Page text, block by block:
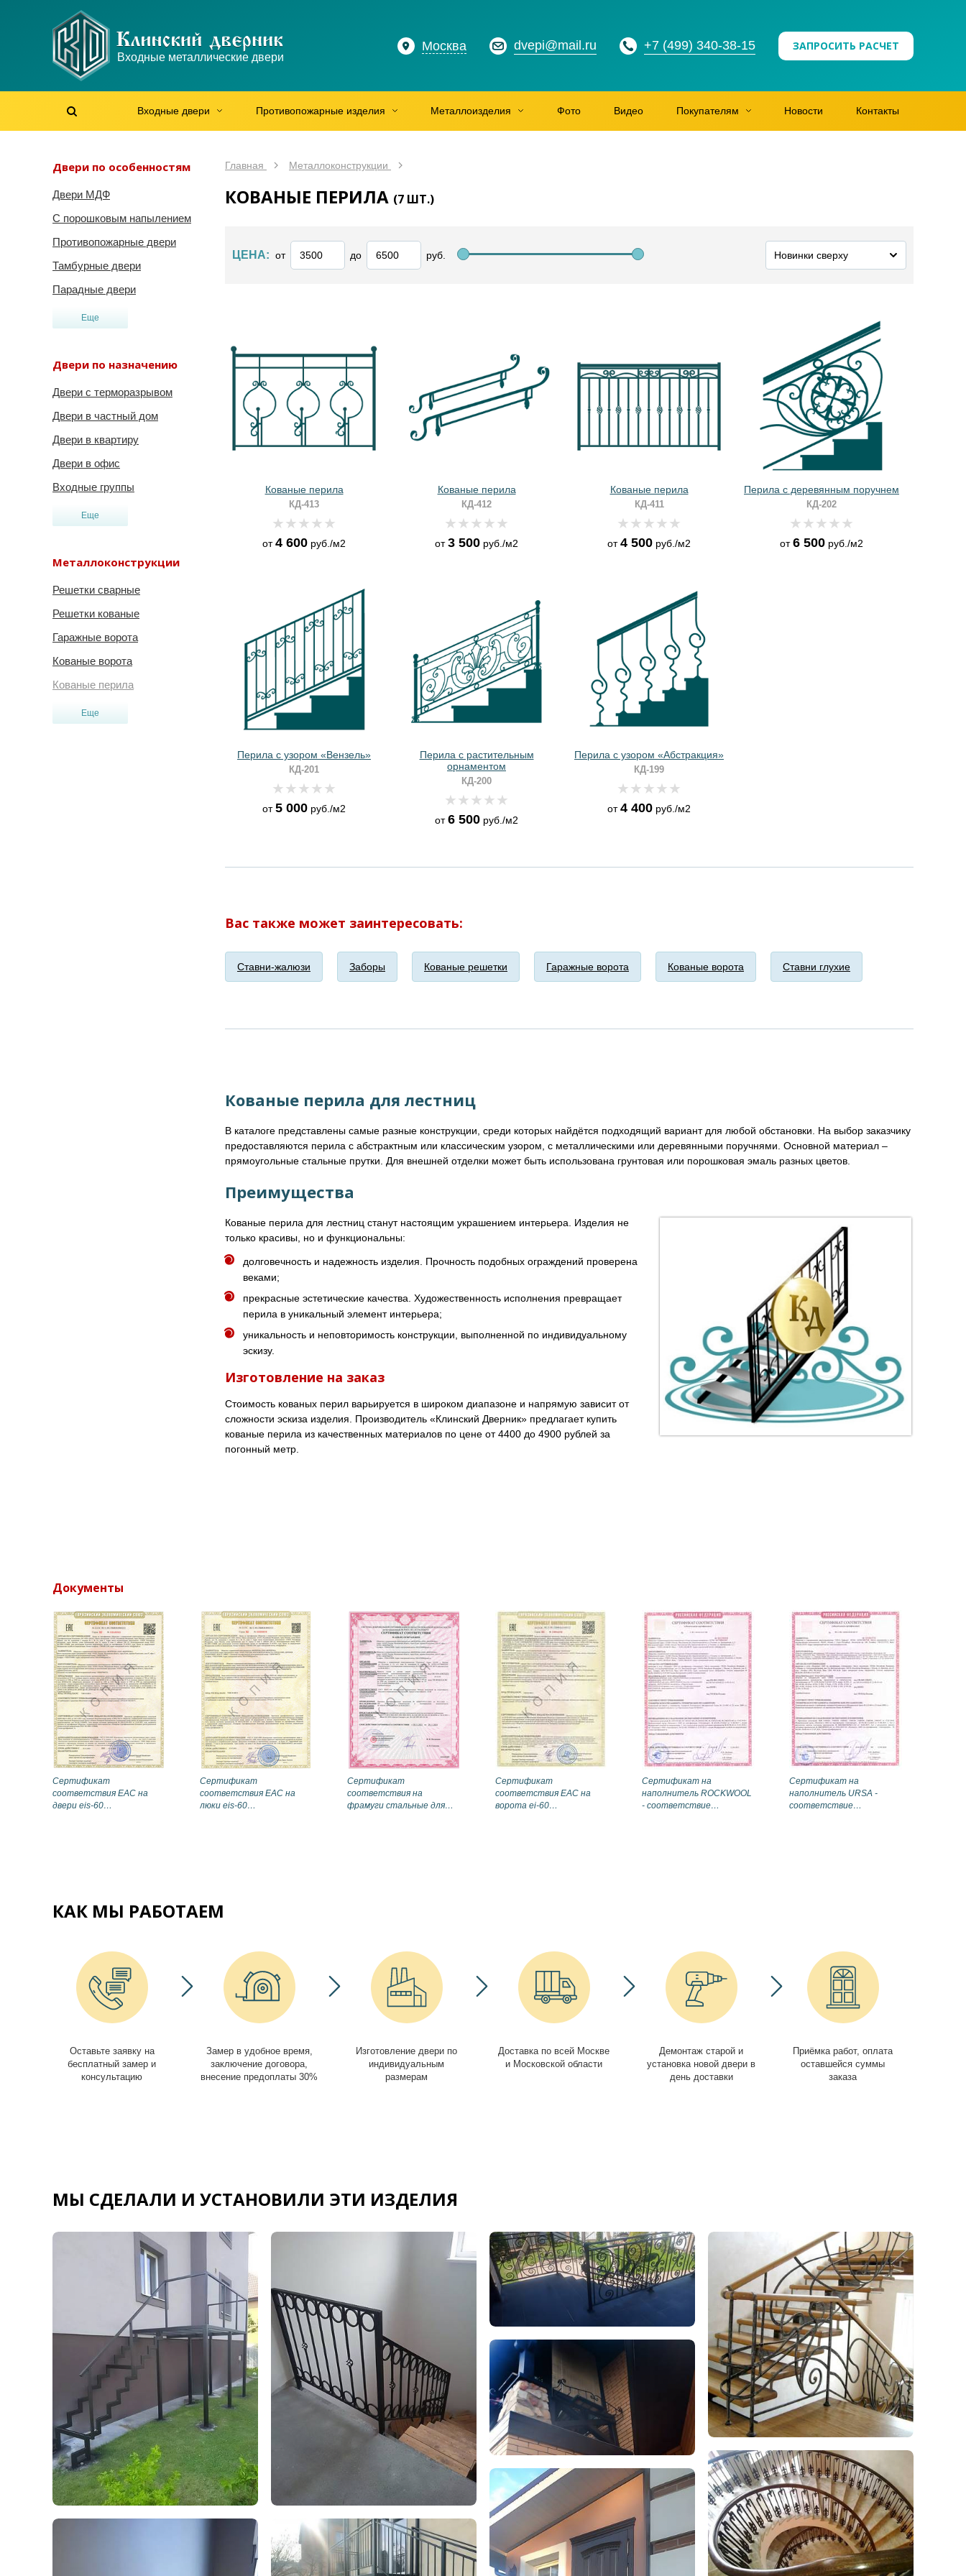
Входные металлические двери
Москва dvepi@mail.ru +7 (499) 340-38-15 ЗАПРОСИТЬ РАСЧЕТ
Входные двери Противопожарные изделия Металлоизделия Фото Видео Покупателям Новости Контакты
Двери по особенностям
Двери МДФ
С порошковым напылением
Противопожарные двери
Тамбурные двери
Парадные двери
Еще
Двери по назначению
Двери с терморазрывом
Двери в частный дом
Двери в квартиру
Двери в офис
Входные группы
Еще
Металлоконструкции
Решетки сварные
Решетки кованые
Гаражные ворота
Кованые ворота
Кованые перила
Еще
Главная Металлоконструкции
КОВАНЫЕ ПЕРИЛА (7 ШТ.)
ЦЕНА: от до руб.
Кованые перила
КД-413
от4 600 руб./м2
Кованые перила
КД-412
от3 500 руб./м2
Кованые перила
КД-411
от4 500 руб./м2
Перила с деревянным поручнем
КД-202
от6 500 руб./м2
Перила с узором «Вензель»
КД-201
от5 000 руб./м2
Перила с растительным
орнаментом
КД-200
от6 500 руб./м2
Перила с узором «Абстракция»
КД-199
от4 400 руб./м2
Вас также может заинтересовать:
Ставни-жалюзи Заборы Кованые решетки Гаражные ворота Кованые ворота Ставни глухие
Кованые перила для лестниц
В каталоге представлены самые разные конструкции, среди которых найдётся подходящий вариант для любой обстановки. На выбор заказчику
предоставляются перила с абстрактным или классическим узором, с металлическими или деревянными поручнями. Основной материал –
прямоугольные стальные прутки. Для внешней отделки может быть использована грунтовая или порошковая эмаль разных цветов.
Преимущества
Кованые перила для лестниц станут настоящим украшением интерьера. Изделия не
только красивы, но и функциональны:
долговечность и надежность изделия. Прочность подобных ограждений проверена
веками;
прекрасные эстетические качества. Художественность исполнения превращает
перила в уникальный элемент интерьера;
уникальность и неповторимость конструкции, выполненной по индивидуальному
эскизу.
Изготовление на заказ
Стоимость кованых перил варьируется в широком диапазоне и напрямую зависит от
сложности эскиза изделия. Производитель «Клинский Дверник» предлагает купить
кованые перила из качественных материалов по цене от 4400 до 4900 рублей за
погонный метр.
Документы
Сертификат
соответствия EAC на
двери eis-60
Сертификат
соответствия EAC на
люки eis-60
Сертификат
соответствия на
фрамуги стальные для
Сертификат
соответствия EAC на
ворота ei-60
Сертификат на
наполнитель ROCKWOOL
- соответствие
Сертификат на
наполнитель URSA -
соответствие
КАК МЫ РАБОТАЕМ
Оставьте заявку на
бесплатный замер и
консультацию
Замер в удобное время,
заключение договора,
внесение предоплаты 30%
Изготовление двери по
индивидуальным
размерам
Доставка по всей Москве
и Московской области
Демонтаж старой и
установка новой двери в
день доставки
Приёмка работ, оплата
оставшейся суммы
заказа
МЫ СДЕЛАЛИ И УСТАНОВИЛИ ЭТИ ИЗДЕЛИЯ
Max
Мы онлайн!
WhatsApp
Мы онлайн!
Telegram
Мы онлайн!
Max
Мы онлайн!
WhatsApp
Мы онлайн!